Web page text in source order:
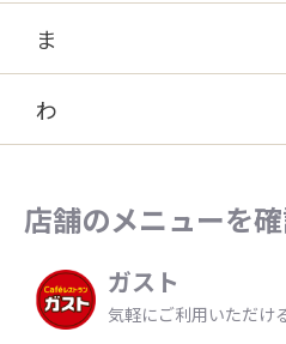
ま
わ
店舗のメニューを
ガスト
気軽にご利用いただけ